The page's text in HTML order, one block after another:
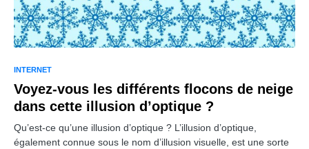
INTERNET
Voyez-vous les différents flocons de neige
dans cette illusion d’optique ?
Qu’est-ce qu’une illusion d’optique ? L’illusion d’optique,
également connue sous le nom d’illusion visuelle, est une sorte